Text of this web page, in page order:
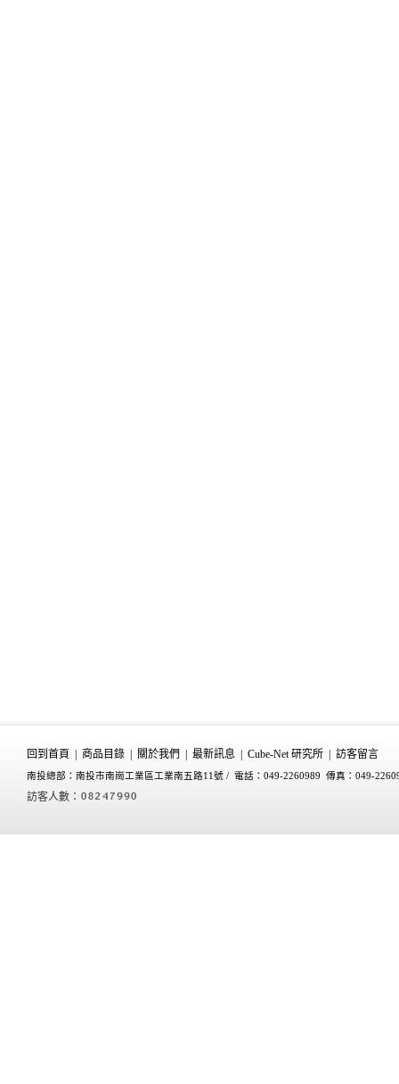
回到首頁 商品目錄 關於我們 最新訊息 Cube-Net 研究所 訪客留言
南投總部：南投市南崗工業區工業南五路11號 / 電話：049-2260989 傳真：049-
訪客人數：